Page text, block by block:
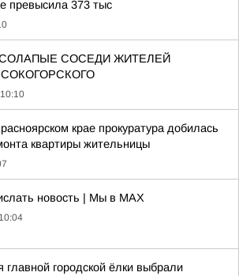
превысила 373 тыс
СОСЕДИ ЖИТЕЛЕЙ
10:10
крае прокуратура добилась
квартиры жительницы
новость | Мы в MAX
10:04
главной городской ёлки выбрали